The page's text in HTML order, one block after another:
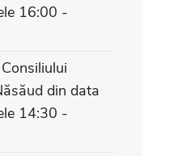
16:00 -
din data
14:30 -